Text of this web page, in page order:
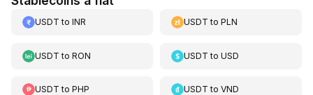
USDT to INR USDT toPLN
USDT to RON USDT toUSD
USDT to PHP USDT toVND